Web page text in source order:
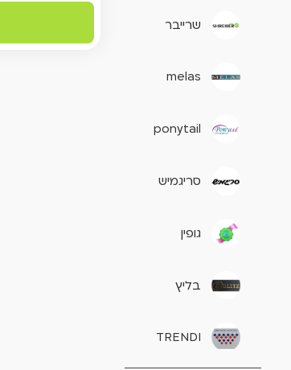
שרייבר
melas
ponytail
סריגמיש
גופין
בליץ
TRENDI